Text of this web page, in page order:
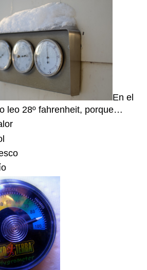
En el
leo 28º fahrenheit, porque…